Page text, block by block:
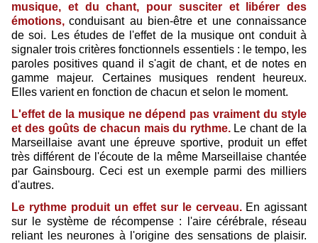
musique, et du chant, pour susciter et libérer des
émotions, conduisant au bien-être et une connaissance
de soi. Les études de l'effet de la musique ont conduit à
signaler trois critères fonctionnels essentiels : le tempo, les
paroles positives quand il s'agit de chant, et de notes en
gamme majeur. Certaines musiques rendent heureux.
Elles varient en fonction de chacun et selon le moment.
L'effet de la musique ne dépend pas vraiment du style
et des goûts de chacun mais du rythme. Le chant de la
Marseillaise avant une épreuve sportive, produit un effet
très différent de l'écoute de la même Marseillaise chantée
par Gainsbourg. Ceci est un exemple parmi des milliers
d'autres.
Le rythme produit un effet sur le cerveau. En agissant
sur le système de récompense : l'aire cérébrale, réseau
reliant les neurones à l'origine des sensations de plaisir.